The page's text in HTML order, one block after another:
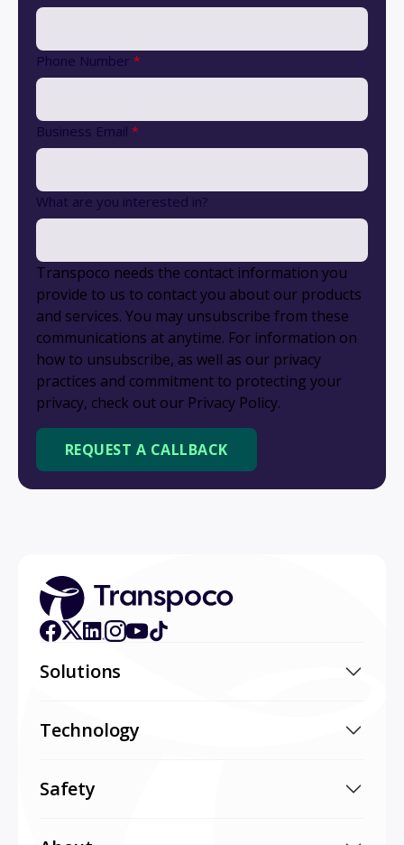
Phone Number *
Business Email *
What are you interested in?
Transpoco needs the contact information you
provide to us to contact you about our products
and services. You may unsubscribe from these
communications at anytime. For information on
how to unsubscribe, as well as our privacy
practices and commitment to protecting your
privacy, check out our Privacy Policy.
Solutions
Technology
Safety